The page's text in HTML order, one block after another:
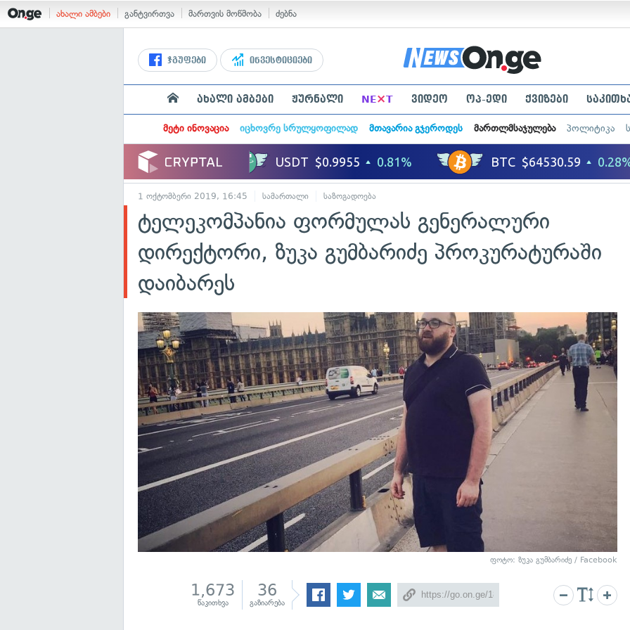
ახალი ამბები განტვირთვა მართვის მოწმობა ძებნა
ჯგუფები ინვესტიციები
ახალი ამბები ჟურნალი NE×T ვიდეო ოპ-ედი ქვიზები
მეტი ინოვაცია იცხოვრე სრულყოფილად მთავარია გჯეროდეს მართლმსაჯულება პოლიტიკა
1 ოქტომბერი 2019, 16:45 სამართალი საზოგადოება
ტელეკომპანია ფორმულას გენერალური
დირექტორი, ზუკა გუმბარიძე პროკურატურაში
დაიბარეს
ფოტო: ზუკა გუმბარიძე / Facebook
1,673
წაკითხვა
36
გაზიარება